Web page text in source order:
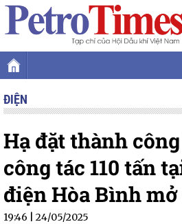
ĐIỆN
Hạ đặt thành
công tác 110 tấn
điện Hòa Bình
19:46 | 24/05/2025